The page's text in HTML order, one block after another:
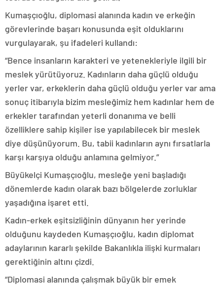
Kumaşçıoğlu, diplomasi alanında kadın ve erkeğin
görevlerinde başarı konusunda eşit olduklarını
vurgulayarak, şu ifadeleri kullandı:
“Bence insanların karakteri ve yetenekleriyle ilgili bir
meslek yürütüyoruz. Kadınların daha güçlü olduğu
yerler var, erkeklerin daha güçlü olduğu yerler var ama
sonuç itibarıyla bizim mesleğimiz hem kadınlar hem de
erkekler tarafından yeterli donanıma ve belli
özelliklere sahip kişiler ise yapılabilecek bir meslek
diye düşünüyorum. Bu, tabii kadınların aynı fırsatlarla
karşı karşıya olduğu anlamına gelmiyor.”
Büyükelçi Kumaşçıoğlu, mesleğe yeni başladığı
dönemlerde kadın olarak bazı bölgelerde zorluklar
yaşadığına işaret etti.
Kadın-erkek eşitsizliğinin dünyanın her yerinde
olduğunu kaydeden Kumaşçıoğlu, kadın diplomat
adaylarının kararlı şekilde Bakanlıkla ilişki kurmaları
gerektiğinin altını çizdi.
“Diplomasi alanında çalışmak büyük bir emek